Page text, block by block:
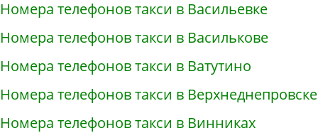
Номера телефонов такси в Васильевке
Номера телефонов такси в Василькове
Номера телефонов такси в Ватутино
Номера телефонов такси в Верхнеднепровске
Номера телефонов такси в Винниках